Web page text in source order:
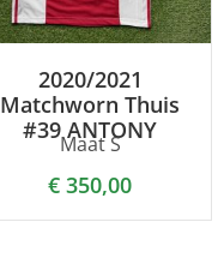
2020/2021
Matchworn Thuis
#39 ANTONY
Maat S
€ 350,00